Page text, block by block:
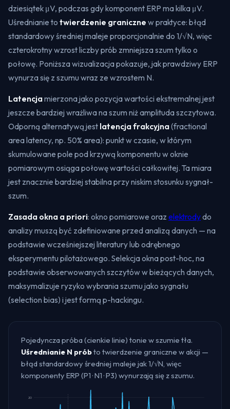
dziesiątek μV, podczas gdy komponent ERP ma kilka μV.
Uśrednianie to twierdzenie graniczne w praktyce: błąd
standardowy średniej maleje proporcjonalnie do 1/√N, więc
czterokrotny wzrost liczby prób zmniejsza szum tylko o
połowę. Poniższa wizualizacja pokazuje, jak prawdziwy ERP
wynurza się z szumu wraz ze wzrostem N.
Latencjamierzona jako pozycja wartości ekstremalnej jest
jeszcze bardziej wrażliwa na szum niż amplituda szczytowa.
Odporną alternatywą jest latencja frakcyjna(fractional
area latency, np. 50% area): punkt w czasie, w którym
skumulowane pole pod krzywą komponentu w oknie
pomiarowym osiąga połowę wartości całkowitej. Ta miara
jest znacznie bardziej stabilna przy niskim stosunku sygnał-
szum.
Zasada okna a priori: okno pomiarowe oraz elektrodydo
analizy muszą być zdefiniowane przed analizą danych — na
podstawie wcześniejszej literatury lub odrębnego
eksperymentu pilotażowego. Selekcja okna post-hoc, na
podstawie obserwowanych szczytów w bieżących danych,
maksymalizuje ryzyko wybrania szumu jako sygnału
(selection bias) i jest formą p-hackingu.
Pojedyncza próba (cienkie linie) tonie w szumie tła.
Uśrednianie N próbto twierdzenie graniczne w akcji —
błąd standardowy średniej maleje jak 1/√N, więc
komponenty ERP (P1 · N1 · P3) wynurzają się z szumu.
20